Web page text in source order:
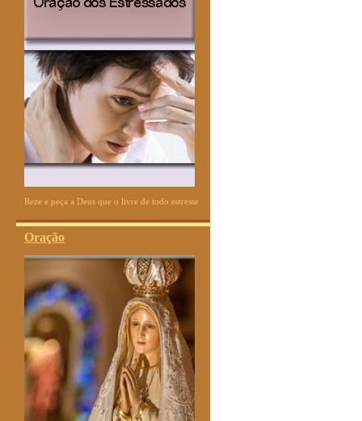
Reze e peça a Deus que o livre de todo estresse
Oração